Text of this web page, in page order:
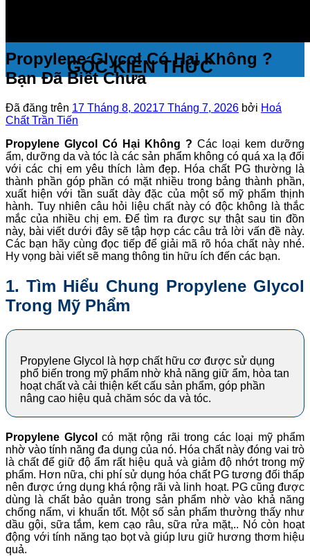
GÓC KIẾN THỨC
Propylene Glycol Có Hại Không ?
Bạn Đã Biết Chưa
Đã đăng trên 17 Tháng 8, 20217 Tháng 7, 2026 bởi Hoá
Chất Trần Tiến
Propylene Glycol Có Hại Không ? Các loại kem dưỡng
ẩm, dưỡng da và tóc là các sản phẩm không có quá xa lạ đối
với các chị em yêu thích làm đẹp. Hóa chất PG thường là
thành phần góp phần có mặt nhiều trong bảng thành phần,
xuất hiện với tần suất dày đặc của một số mỹ phẩm thịnh
hành. Tuy nhiên câu hỏi liệu chất này có độc không là thắc
mắc của nhiều chị em. Để tìm ra được sự thật sau tin đồn
này, bài viết dưới đây sẽ tập hợp các câu trả lời vấn đề này.
Các bạn hãy cùng đọc tiếp để giải mã rõ hóa chất này nhé.
Hy vọng bài viết sẽ mang thông tin hữu ích đến các bạn.
1. Tìm Hiểu Chung Propylene Glycol
Trong Mỹ Phẩm
Propylene Glycol là hợp chất hữu cơ được sử dụng
phổ biến trong mỹ phẩm nhờ khả năng giữ ẩm, hòa tan
hoạt chất và cải thiện kết cấu sản phẩm, góp phần
nâng cao hiệu quả chăm sóc da và tóc.
Propylene Glycol có mặt rộng rãi trong các loại mỹ phẩm
nhờ vào tính năng đa dụng của nó. Hóa chất này đóng vai trò
là chất để giữ độ ẩm rất hiệu quả và giảm độ nhớt trong mỹ
phẩm. Hơn nữa, chi phí sử dụng hóa chất PG tương đối thấp
nên được ứng dụng khá rộng rãi và linh hoạt. PG cũng được
dùng là chất bảo quản trong sản phẩm nhờ vào khả năng
chống nấm, vi khuẩn tốt. Một số sản phẩm thường thấy như
dầu gội, sữa tắm, kem cạo râu, sữa rửa mặt,.. Nó còn hoạt
động với tính năng tạo bọt và giúp lưu giữ hương thơm hiệu
quả.